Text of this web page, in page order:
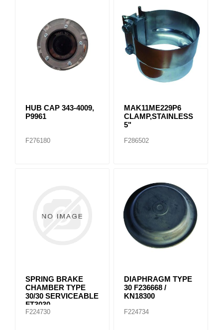
HUB CAP 343-4009,
P9961
F276180
MAK11ME229P6
CLAMP,STAINLESS
5"
F286502
SPRING BRAKE
CHAMBER TYPE
30/30 SERVICEABLE
FT3030
F224730
DIAPHRAGM TYPE
30 F236668 /
KN18300
F224734